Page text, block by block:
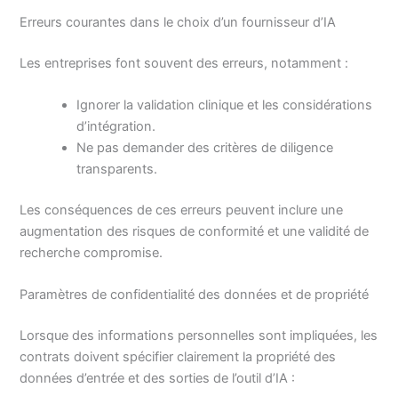
Erreurs courantes dans le choix d’un fournisseur d’IA
Les entreprises font souvent des erreurs, notamment :
Ignorer la validation clinique et les considérations
d’intégration.
Ne pas demander des critères de diligence
transparents.
Les conséquences de ces erreurs peuvent inclure une
augmentation des risques de conformité et une validité de
recherche compromise.
Paramètres de confidentialité des données et de propriété
Lorsque des informations personnelles sont impliquées, les
contrats doivent spécifier clairement la propriété des
données d’entrée et des sorties de l’outil d’IA :